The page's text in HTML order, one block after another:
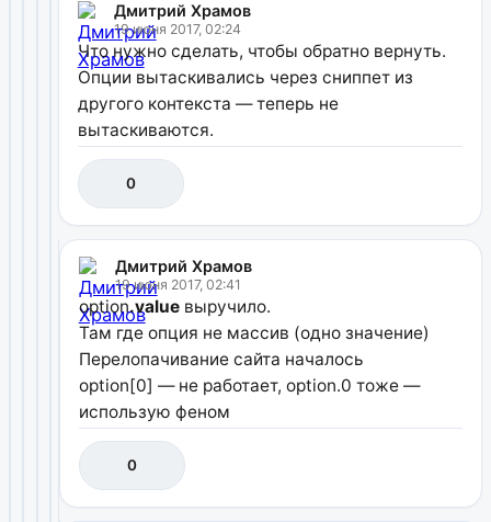
Дмитрий Храмов
19 июня 2017, 02:24
Что нужно сделать, чтобы обратно вернуть.
Опции вытаскивались через сниппет из
другого контекста — теперь не
вытаскиваются.
0
Дмитрий Храмов
19 июня 2017, 02:41
option.valueвыручило.
Там где опция не массив (одно значение)
Перелопачивание сайта началось
option[0] — не работает, option.0 тоже —
использую феном
0